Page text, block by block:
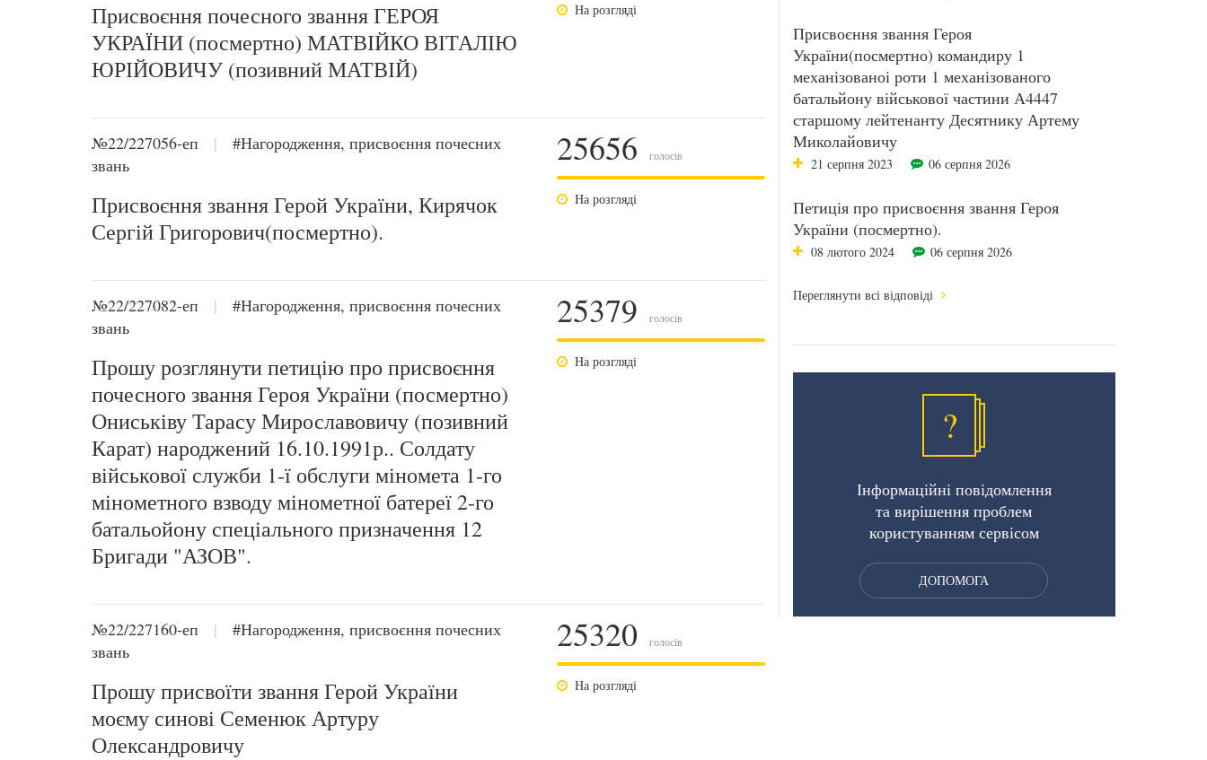
Присвоєння почесного звання ГЕРОЯ
УКРАЇНИ (посмертно) МАТВІЙКО ВІТАЛІЮ
ЮРІЙОВИЧУ (позивний МАТВІЙ)
На розгляді
№22/227056-еп |
#Нагородження, присвоєння почесних
звань
Присвоєння звання Герой України, Кирячок
Сергій Григорович(посмертно).
25656 голосів
На розгляді
№22/227082-еп |
#Нагородження, присвоєння почесних
звань
Прошу розглянути петицію про присвоєння
почесного звання Героя України (посмертно)
Ониськіву Тарасу Мирославовичу (позивний
Карат) народжений 16.10.1991р.. Солдату
військової служби 1-ї обслуги міномета 1-го
мінометного взводу мінометної батереї 2-го
батальойону спеціального призначення 12
Бригади "АЗОВ".
25379 голосів
На розгляді
№22/227160-еп |
#Нагородження, присвоєння почесних
звань
Прошу присвоїти звання Герой України
моєму синові Семенюк Артуру
Олександровичу
25320 голосів
На розгляді
Присвоєння звання Героя
України(посмертно) командиру 1
механізованоі роти 1 механізованого
батальйону військової частини А4447
старшому лейтенанту Десятнику Артему
Миколайовичу
21 серпня 2023 06 серпня 2026
Петиція про присвоєння звання Героя
України (посмертно).
08 лютого 2024 06 серпня 2026
Переглянути всі відповіді
?
Інформаційні повідомлення
та вирішення проблем
користуванням сервісом
ДОПОМОГА